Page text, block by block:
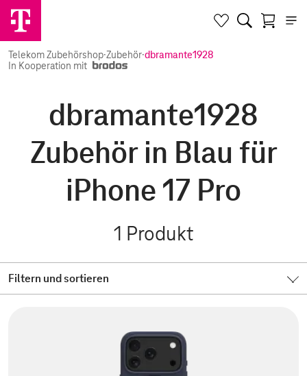
Telekom Zubehörshop·Zubehör·dbramante1928
In Kooperation mit
dbramante1928
Zubehör in Blau für
iPhone 17 Pro
1 Produkt
Filtern und sortieren